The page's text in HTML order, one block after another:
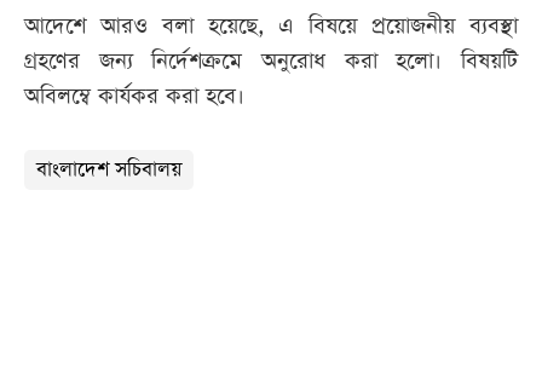
আদেশে আরও বলা হয়েছে, এ বিষয়ে প্রয়োজনীয় ব্যবস্থা
গ্রহণের জন্য নির্দেশক্রমে অনুরোধ করা হলো। বিষয়টি
অবিলম্বে কার্যকর করা হবে।
বাংলাদেশ সচিবালয়